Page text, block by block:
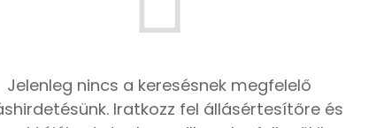
Jelenleg nincs a keresésnek megfelelő
Iratkozz fel állásértesítőre és